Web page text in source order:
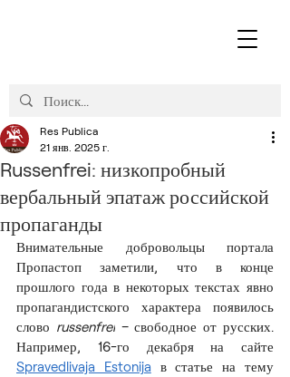
Russenfrei: низкопробный
вербальный эпатаж российской
пропаганды
Res Publica
21 янв. 2025 г.
Внимательные добровольцы портала
Пропастоп заметили, что в конце
прошлого года в некоторых текстах явно
пропагандистского характера появилось
слово russenfrei – свободное от русских.
Spravedlivaja Estonija в статье на тему